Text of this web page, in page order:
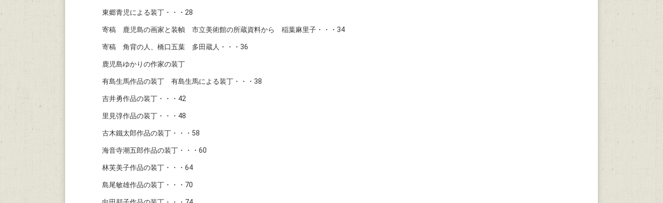
東郷青児による装丁・・・28
寄稿 鹿児島の画家と装幀 市立美術館の所蔵資料から 稲葉麻里子・・・34
寄稿 角背の人、橋口五葉 多田蔵人・・・36
鹿児島ゆかりの作家の装丁
有島生馬作品の装丁 有島生馬による装丁・・・38
吉井勇作品の装丁・・・42
里見弴作品の装丁・・・48
古木鐵太郎作品の装丁・・・58
海音寺潮五郎作品の装丁・・・60
林芙美子作品の装丁・・・64
島尾敏雄作品の装丁・・・70